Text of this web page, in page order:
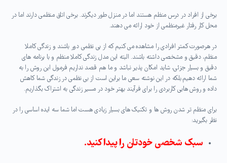
برخی از افراد در درس منظم هستند اما در منزل طور دیگرند. برخی اتاق منظمی دارند اما در
محل کار رفتار غیرمنظمی از خود ارائه می دهند.
در هرصورت کمتر افرادی را مشاهده می کنیم که از بی نظمی دور باشند و زندگی کاملا
منظم، دقیق و مشخصی داشته باشند. البته این مدل زندگی کاملا منظم و با برنامه های
دقیق و بسیار جزئی، شاید امکان پذیر نباشد و ما هم قصد نداریم فرمول این روش را به
شما ارائه دهیم.بلکه در این نوشته سعی ما براین است از بی نظمی در زندگی شما کاهش
داده و روش هایی کاربردی را برای فرآیند بهتر خود در مسیر زندگی به اشتراک بگذاریم.
برای منظم تر شدن روش ها و تکنیک های بسیار زیادی هست اما شما سه ایده اساسی را در
نظر بگیرید:
سبک شخصی خودتان را پیدا کنید.